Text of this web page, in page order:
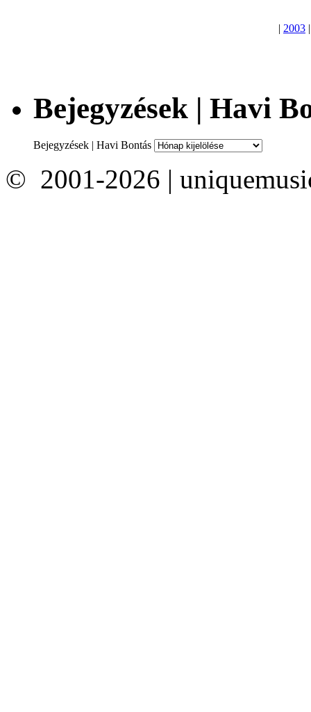
| 2003
Bejegyzések | Havi
Bejegyzések | Havi Bontás
© 2001-2026 |